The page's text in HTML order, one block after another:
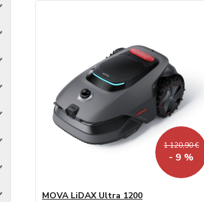
1 120,90 €
- 9 %
MOVA LiDAX Ultra 1200